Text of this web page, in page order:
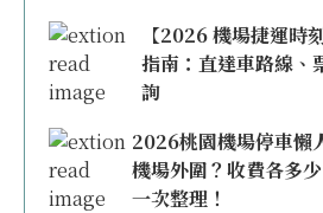
【2026 機場捷運時
指南：直達車路線、
詢
2026桃園機場停車懶
機場外圍？收費各多
一次整理！